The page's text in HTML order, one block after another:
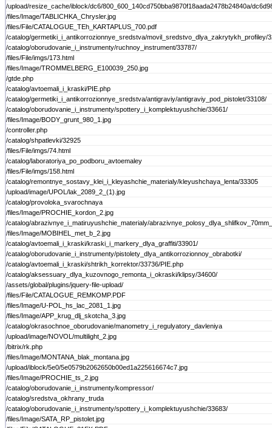
/upload/resize_cache/iblock/dc6/800_600_140cd750bba9870f18aada2478b24840a/
/files/Image/TABLICHKA_Chrysler.jpg
/files/File/CATALOGUE_TEh_KARTAPLUS_700.pdf
/catalog/germetiki_i_antikorrozionnye_sredstva/movil_sredstvo_dlya_zakrytykh_profiley/
/catalog/oborudovanie_i_instrumenty/ruchnoy_instrument/33787/
/files/File/imgs/173.html
/files/Image/TROMMELBERG_E100039_250.jpg
/gtde.php
/catalog/avtoemali_i_kraski/PIE.php
/catalog/germetiki_i_antikorrozionnye_sredstva/antigraviy/antigraviy_pod_pistolet/33108/
/catalog/oborudovanie_i_instrumenty/spottery_i_komplektuyushchie/33661/
/files/Image/BODY_grunt_980_1.jpg
/controller.php
/catalog/shpatlevki/32925
/files/File/imgs/74.html
/catalog/laboratoriya_po_podboru_avtoemaley
/files/File/imgs/158.html
/catalog/remontnye_sostavy_klei_i_kleyashchie_materialy/kleyushchaya_lenta/33305
/upload/image/UPOL/lak_2089_2_(1).jpg
/catalog/provoloka_svarochnaya
/files/Image/PROCHIE_kordon_2.jpg
/catalog/abrazivnye_i_matiruyushchie_materialy/
/files/Image/MOBIHEL_met_b_2.jpg
/catalog/avtoemali_i_kraski/kraski_i_markery_dlya_graffiti/33901/
/catalog/oborudovanie_i_instrumenty/pistolety_dlya_antikorrozionnoy_obrabotki/
/catalog/avtoemali_i_kraski/shtrikh_korrektor/33736/PIE.php
/catalog/aksessuary_dlya_kuzovnogo_remonta_i_okraski/klipsy/34600/
/assets/global/plugins/jquery-file-upload/
/files/File/CATALOGUE_REMKOMP.PDF
/files/Image/U-POL_hs_lac_2081_1.jpg
/files/Image/APP_krug_dlj_skotcha_3.jpg
/catalog/okrasochnoe_oborudovanie/manometry_i_regulyatory_davleniya
/upload/image/NOVOL/multilight_2.jpg
/bitrix/rk.php
/files/Image/MONTANA_blak_montana.jpg
/upload/iblock/5e0/5e0579b2062650b00ed1a225616674c7.jpg
/files/Image/PROCHIE_ts_2.jpg
/catalog/oborudovanie_i_instrumenty/kompressor/
/catalog/sredstva_okhrany_truda
/catalog/oborudovanie_i_instrumenty/spottery_i_komplektuyushchie/33683/
/files/Image/SATA_RP_pistolet.jpg